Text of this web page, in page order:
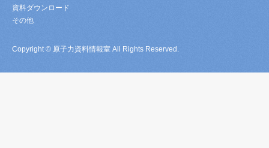
資料ダウンロード
その他
Copyright © 原子力資料情報室 All Rights Reserved.